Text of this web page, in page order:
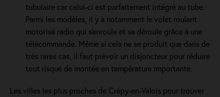
tubulaire car celui-ci est parfaitement intégré au tube.
Parmi les modèles, il y a notamment le volet roulant
motorisé radio qui s'enroule et se déroule grâce à une
télécommande. Même si cela ne se produit que dans de
très rares cas, il faut prévoir un disjoncteur pour réduire
tout risque de montée en température importante.
Les villes les plus proches de Crépy-en-Valois pour trouver